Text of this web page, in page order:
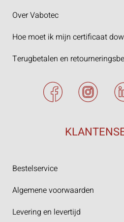
Over Vabotec
Hoe moet ik mijn certificaat
Terugbetalen en
Bestelservice
Algemene voorwaarden
Levering en levertijd